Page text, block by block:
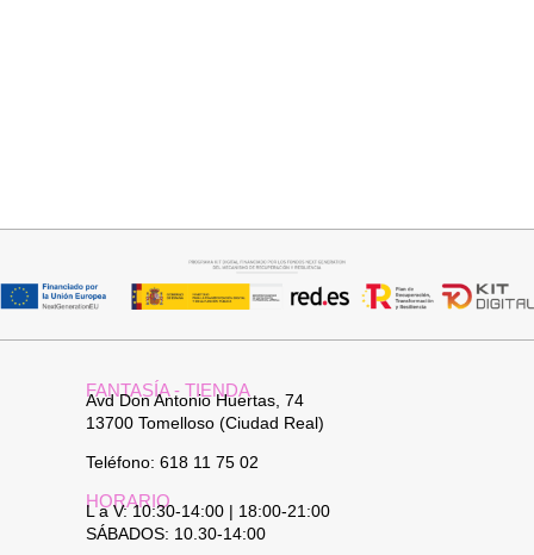
FANTASÍA - TIENDA
Avd Don Antonio Huertas, 74
13700 Tomelloso (Ciudad Real)
Teléfono: 618 11 75 02
HORARIO
L a V: 10:30-14:00 | 18:00-21:00
SÁBADOS: 10.30-14:00